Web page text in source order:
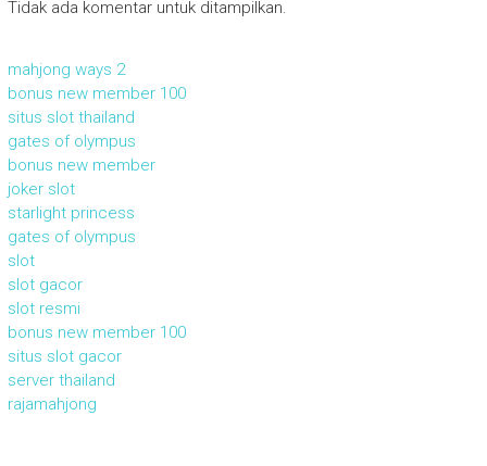
Tidak ada komentar untuk ditampilkan.
mahjong ways 2
bonus new member 100
situs slot thailand
gates of olympus
bonus new member
joker slot
starlight princess
gates of olympus
slot
slot gacor
slot resmi
bonus new member 100
situs slot gacor
server thailand
rajamahjong